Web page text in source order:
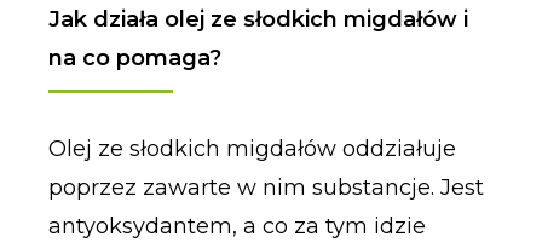
Jak działa olej ze słodkich migdałów i
na co pomaga?
Olej ze słodkich migdałów oddziałuje
poprzez zawarte w nim substancje. Jest
antyoksydantem, a co za tym idzie